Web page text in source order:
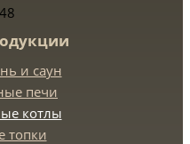
и саун
печи
котлы
топки